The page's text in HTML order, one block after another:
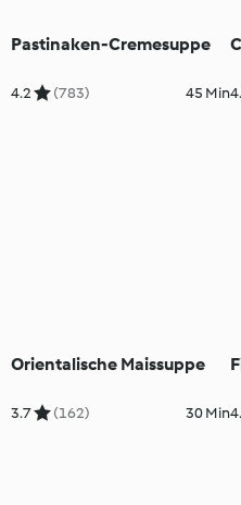
Pastinaken-Cremesuppe
4.2 (783) 45 Min
Orientalische Maissuppe
3.7 (162) 30 Min